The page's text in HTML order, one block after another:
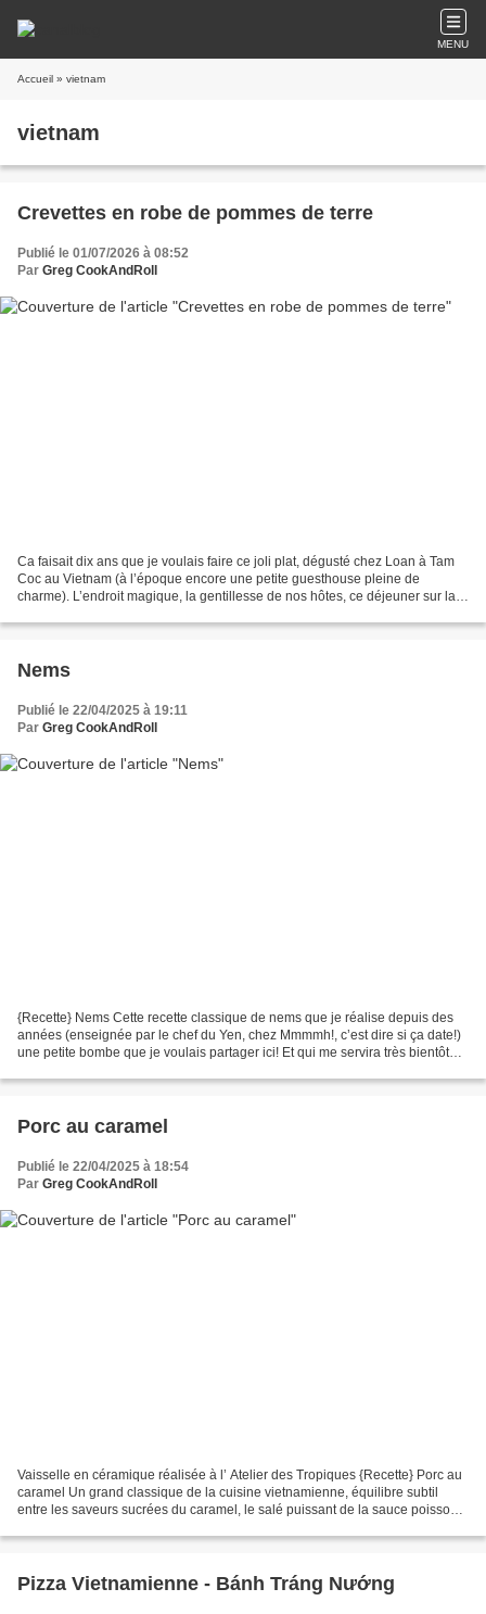
MENU
Accueil » vietnam
vietnam
Crevettes en robe de pommes de terre
Publié le 01/07/2026 à 08:52
Par Greg CookAndRoll
Ca faisait dix ans que je voulais faire ce joli plat, dégusté chez Loan à Tam
Coc au Vietnam (à l’époque encore une petite guesthouse pleine de
charme). L’endroit magique, la gentillesse de nos hôtes, ce déjeuner sur la
Nems
Publié le 22/04/2025 à 19:11
Par Greg CookAndRoll
{Recette} Nems Cette recette classique de nems que je réalise depuis des
années (enseignée par le chef du Yen, chez Mmmmh!, c’est dire si ça date!)
une petite bombe que je voulais partager ici! Et qui me servira très bientôt
Porc au caramel
Publié le 22/04/2025 à 18:54
Par Greg CookAndRoll
Vaisselle en céramique réalisée à l’ Atelier des Tropiques {Recette} Porc au
caramel Un grand classique de la cuisine vietnamienne, équilibre subtil
entre les saveurs sucrées du caramel, le salé puissant de la sauce poisson,
Pizza Vietnamienne - Bánh Tráng Nướng